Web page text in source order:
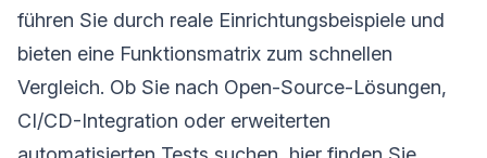
führen Sie durch reale Einrichtungsbeispiele und
bieten eine Funktionsmatrix zum schnellen
Vergleich. Ob Sie nach Open-Source-Lösungen,
CI/CD-Integration oder erweiterten